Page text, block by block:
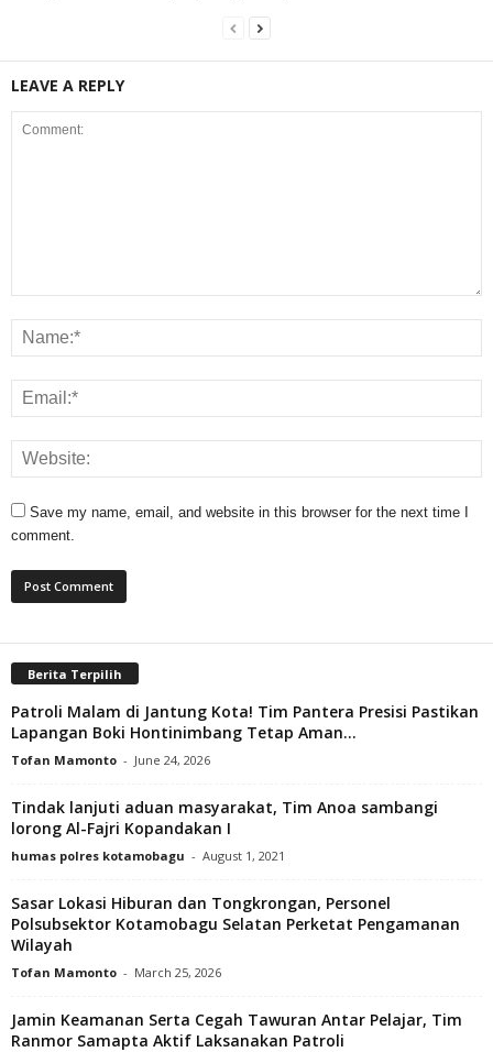
LEAVE A REPLY
Save my name, email, and website in this browser for the next time I
comment.
Berita Terpilih
Patroli Malam di Jantung Kota! Tim Pantera Presisi Pastikan
Lapangan Boki Hontinimbang Tetap Aman...
Tofan Mamonto - June 24, 2026
Tindak lanjuti aduan masyarakat, Tim Anoa sambangi
lorong Al-Fajri Kopandakan I
humas polres kotamobagu - August 1, 2021
Sasar Lokasi Hiburan dan Tongkrongan, Personel
Polsubsektor Kotamobagu Selatan Perketat Pengamanan
Wilayah
Tofan Mamonto - March 25, 2026
Jamin Keamanan Serta Cegah Tawuran Antar Pelajar, Tim
Ranmor Samapta Aktif Laksanakan Patroli